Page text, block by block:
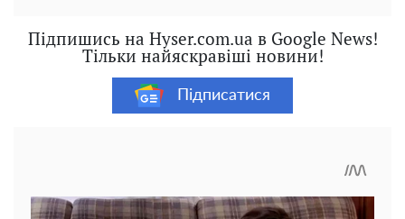
Підпишись на Hyser.com.ua в Google News!
Тільки найяскравіші новини!
Підписатися